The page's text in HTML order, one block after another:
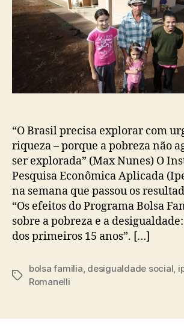
“O Brasil precisa explorar com
riqueza – porque a pobreza não
ser explorada” (Max Nunes) O
Pesquisa Econômica Aplicada
na semana que passou os
“Os efeitos do Programa Bolsa
sobre a pobreza e a
dos primeiros 15 anos”. […]
Tags
bolsa familia, desigualdade social,
Romanelli